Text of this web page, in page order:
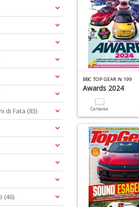
BBC TOP GEAR N.199
Awards 2024
Cartacea
di Fata (83)
(46)